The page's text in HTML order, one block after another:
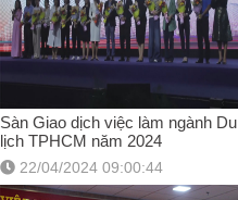
Sàn Giao dịch việc làm ngành Du
lịch TPHCM năm 2024
22/04/2024 09:00:44